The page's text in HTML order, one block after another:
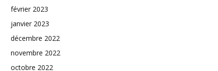
février 2023
janvier 2023
décembre 2022
novembre 2022
octobre 2022